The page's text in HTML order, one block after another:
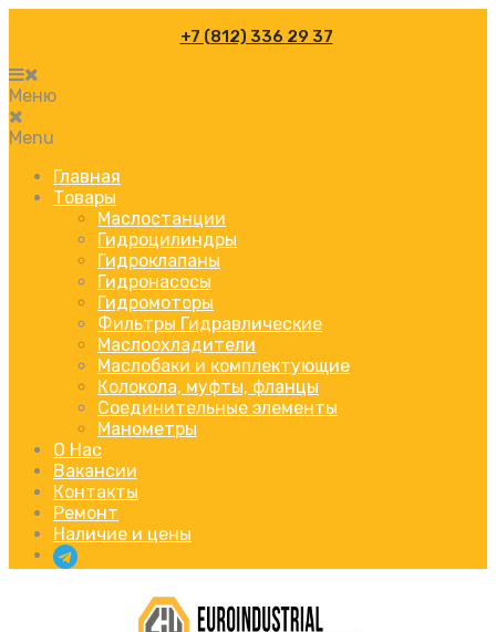
+7 (812) 336 29 37
Меню
Menu
Главная
Товары
Маслостанции
Гидроцилиндры
Гидроклапаны
Гидронасосы
Гидромоторы
Фильтры Гидравлические
Маслоохладители
Маслобаки и комплектующие
Колокола, муфты, фланцы
Соединительные элементы
Манометры
О Нас
Вакансии
Контакты
Ремонт
Наличие и цены